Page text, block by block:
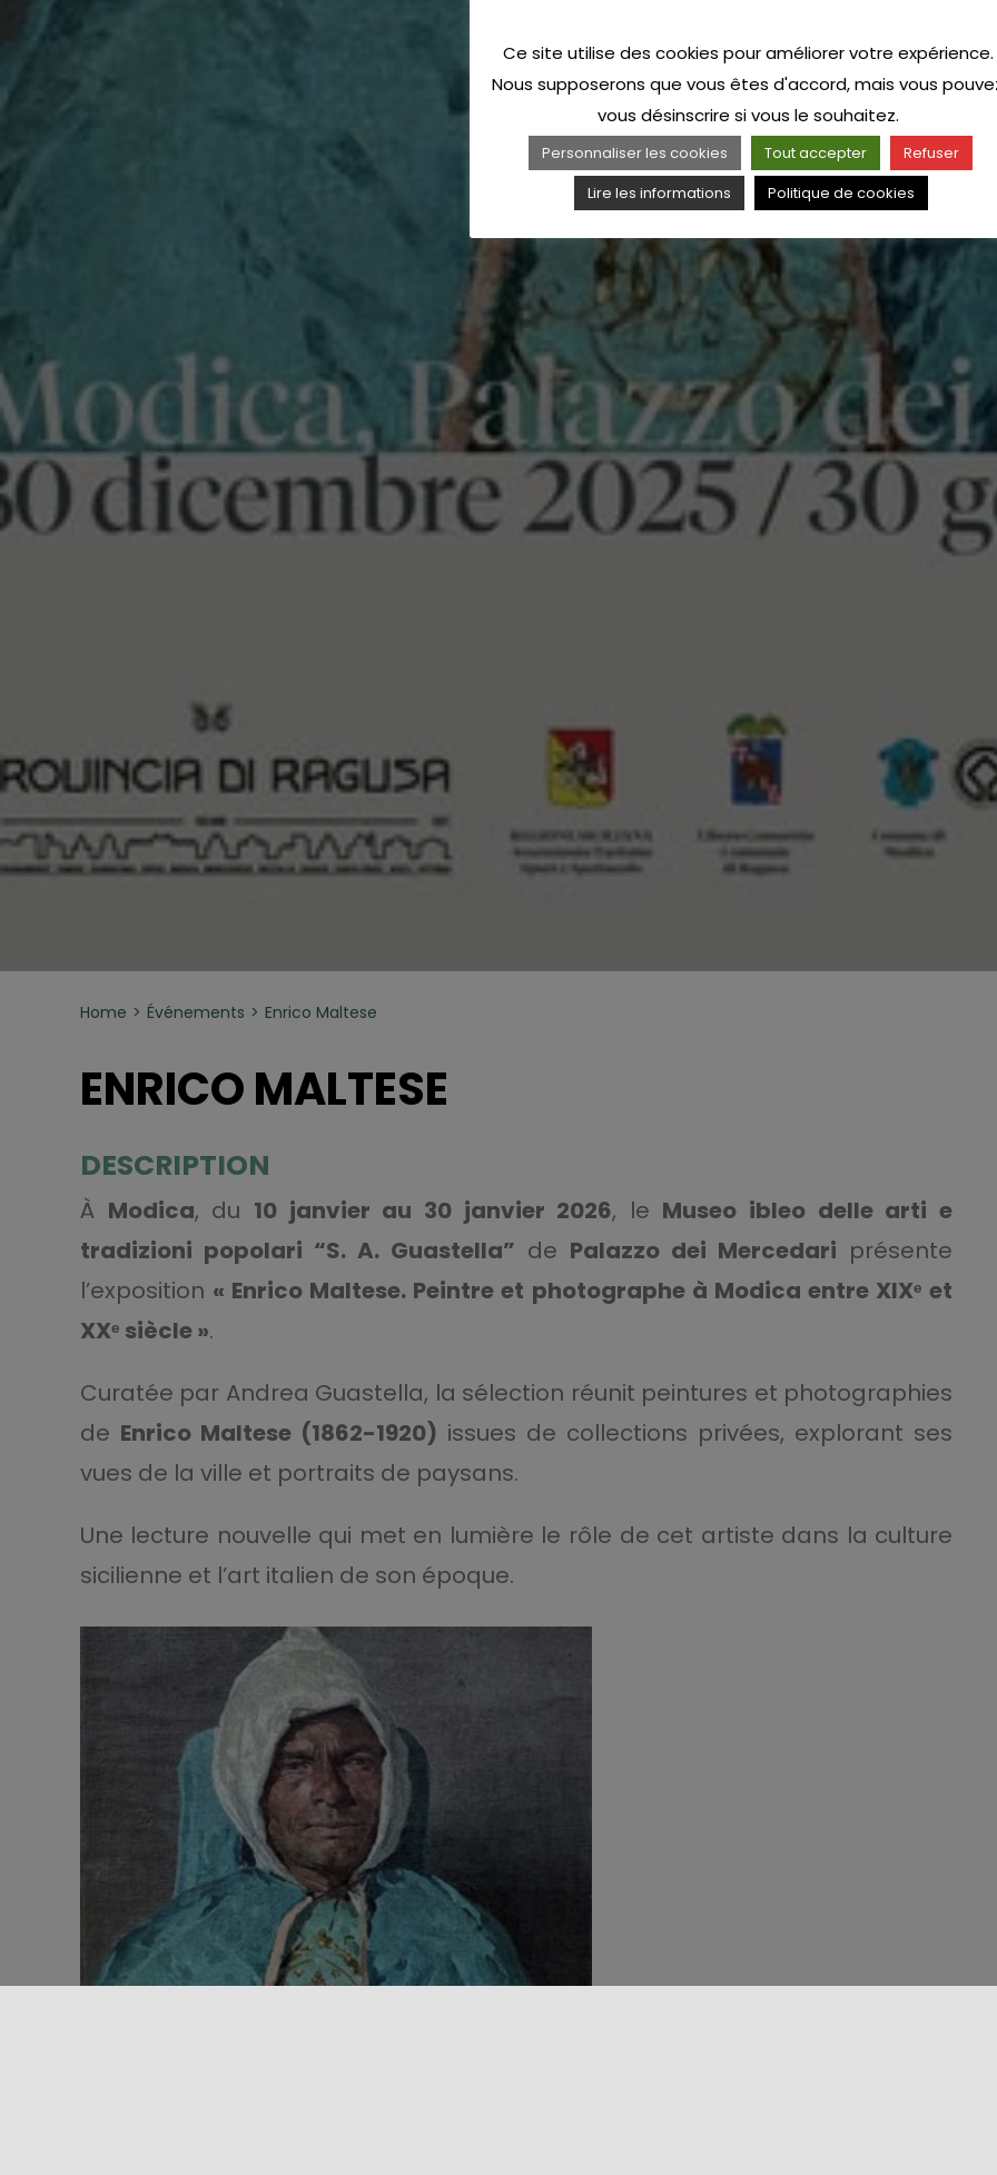
Home Événements Enrico Maltese
ENRICO MALTESE
DESCRIPTION
À Modica, du 10 janvier au 30 janvier 2026, le Museo ibleo delle arti e
tradizioni popolari “S. A. Guastella” de Palazzo dei Mercedari présente
l’exposition « Enrico Maltese. Peintre et photographe à Modica entre XIXᵉ et
XXᵉ siècle ».
Curatée par Andrea Guastella, la sélection réunit peintures et photographies
de Enrico Maltese (1862-1920) issues de collections privées, explorant ses
vues de la ville et portraits de paysans.
Une lecture nouvelle qui met en lumière le rôle de cet artiste dans la culture
sicilienne et l’art italien de son époque.
Ce site utilise des cookies pour améliorer votre expérience.
Nous supposerons que vous êtes d'accord, mais vous
vous désinscrire si vous le souhaitez.
Personnaliser les cookies Tout accepter
Refuser
Lire les informations
Politique de cookies